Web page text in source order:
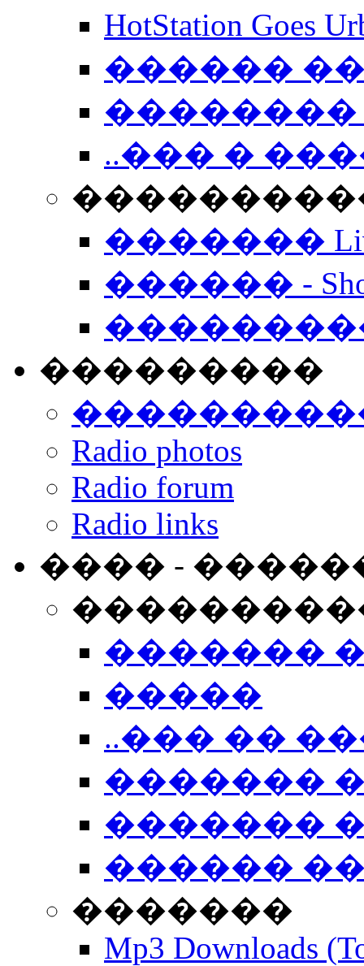
HotStation
������
��������
..��� �
����������
�������
������ -
���������
Radio photos
Radio forum
Radio links
���� -
�������
�����
..��� ��
�������
�������
������
�������
Mp3 Downloads